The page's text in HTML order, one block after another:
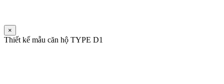
×
Thiết kế mẫu căn hộ TYPE D1